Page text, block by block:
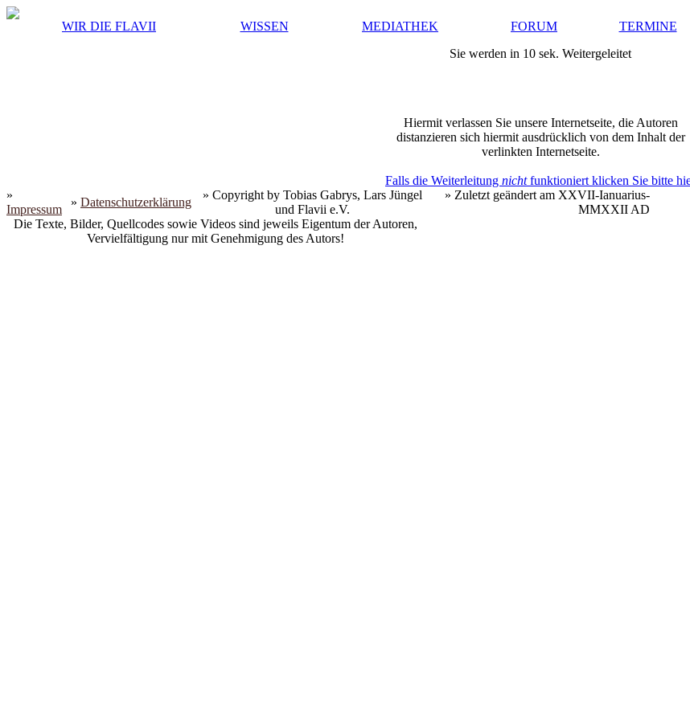
WIR DIE FLAVII WISSEN MEDIATHEK FORUM TERMINE
Sie werden in 10 sek. Weitergeleitet
Hiermit verlassen Sie unsere Internetseite, die Autoren
distanzieren sich hiermit ausdrücklich von dem Inhalt der
Falls die Weiterleitungnichtfunktioniert klicken Sie bitte hier
»
Impressum
» Copyright by Tobias Gabrys, Lars Jüngel
und Flavii e.V.
» Zuletzt geändert am XXVII-Ianuarius-
Die Texte, Bilder, Quellcodes sowie Videos sind jeweils Eigentum der Autoren,